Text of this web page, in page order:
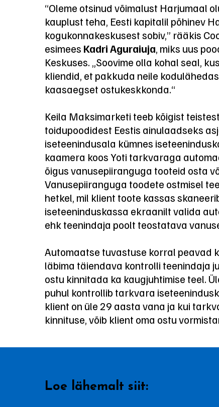
“Oleme otsinud võimalust Harjumaal
kauplust teha, Eesti kapitalil põhinev
kogukonnakeskusest sobiv,” rääkis
esimees Kadri Aguraiuja, miks uus
Keskuses. „Soovime olla kohal seal,
kliendid, et pakkuda neile
kaasaegset ostukeskkonda.“
Keila Maksimarketi teeb kõigist
toidupoodidest Eestis ainulaadseks
iseteenindusala kümnes
kaamera koos Yoti tarkvaraga
õigus vanusepiiranguga tooteid osta
Vanusepiiranguga toodete ostmisel
hetkel, mil klient toote kassas
iseteeninduskassa ekraanilt valida
ehk teenindaja poolt teostatava
Automaatse tuvastuse korral peavad
läbima täiendava kontrolli teenindaja
ostu kinnitada ka kaugjuhtimise teel.
puhul kontrollib tarkvara
klient on üle 29 aasta vana ja kui
kinnituse, võib klient oma ostu
Loe lähemalt siit: